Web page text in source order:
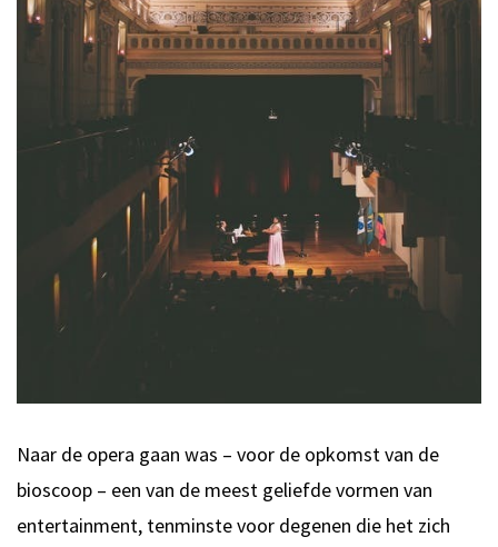
Naar de opera gaan was – voor de opkomst van de
bioscoop – een van de meest geliefde vormen van
entertainment, tenminste voor degenen die het zich